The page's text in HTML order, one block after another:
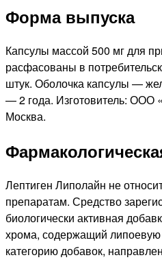
Форма выпуска
Капсулы массой 500 мг для
расфасованы в
штук. Оболочка капсулы —
— 2 года. Изготовитель: ООО
Москва.
Лептиген Липолайн не
препаратам. Средство
биологически активная
хрома, содержащий липоевую
категорию добавок,